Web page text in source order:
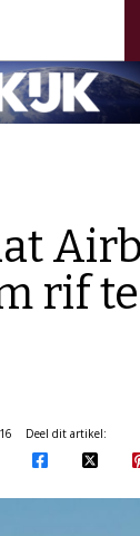
rif te
Deel dit artikel: